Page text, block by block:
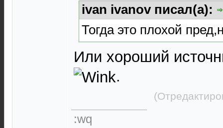
ivan ivanov писал(а):
Тогда это плохой
Или хороший
.
:wq